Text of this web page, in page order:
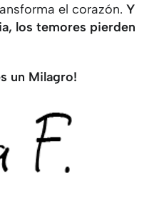
el corazón. Y
los temores pierden
un Milagro!